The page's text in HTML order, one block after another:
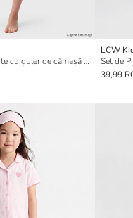
Set de pijamale scurte cu guler de cămașă pentru fete
LCW
39,99